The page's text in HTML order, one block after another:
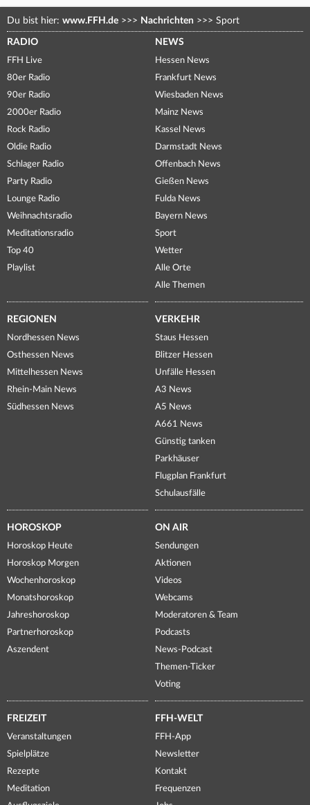
Du bist hier: www.FFH.de >>> Nachrichten >>> Sport
RADIO
FFH Live
80er Radio
90er Radio
2000er Radio
Rock Radio
Oldie Radio
Schlager Radio
Party Radio
Lounge Radio
Weihnachtsradio
Meditationsradio
Top 40
Playlist
NEWS
Hessen News
Frankfurt News
Wiesbaden News
Mainz News
Kassel News
Darmstadt News
Offenbach News
Gießen News
Fulda News
Bayern News
Sport
Wetter
Alle Orte
Alle Themen
REGIONEN
Nordhessen News
Osthessen News
Mittelhessen News
Rhein-Main News
Südhessen News
VERKEHR
Staus Hessen
Blitzer Hessen
Unfälle Hessen
A3 News
A5 News
A661 News
Günstig tanken
Parkhäuser
Flugplan Frankfurt
Schulausfälle
HOROSKOP
Horoskop Heute
Horoskop Morgen
Wochenhoroskop
Monatshoroskop
Jahreshoroskop
Partnerhoroskop
Aszendent
ON AIR
Sendungen
Aktionen
Videos
Webcams
Moderatoren & Team
Podcasts
News-Podcast
Themen-Ticker
Voting
FREIZEIT
Veranstaltungen
Spielplätze
Rezepte
Meditation
FFH-WELT
FFH-App
Newsletter
Kontakt
Frequenzen